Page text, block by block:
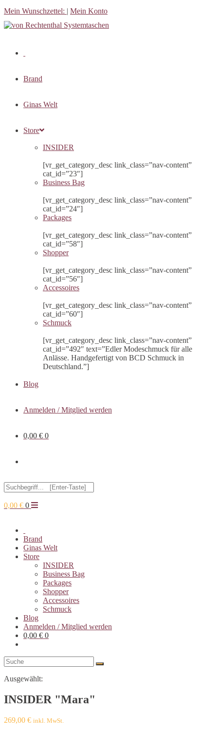
Zum
Inhalt
springen
Mein Wunschzettel: | Mein Konto
Brand
Ginas Welt
Store
INSIDER
[vr_get_category_desc link_class=”nav-content”
cat_id=”23″]
Business Bag
[vr_get_category_desc link_class=”nav-content”
cat_id=”24″]
Packages
[vr_get_category_desc link_class=”nav-content”
cat_id=”58″]
Shopper
[vr_get_category_desc link_class=”nav-content”
cat_id=”56″]
Accessoires
[vr_get_category_desc link_class=”nav-content”
cat_id=”60″]
Schmuck
[vr_get_category_desc link_class=”nav-content”
cat_id=”492″ text=”Edler Modeschmuck für alle
Anlässe. Handgefertigt von BCD Schmuck in
Deutschland.”]
Blog
Anmelden / Mitglied werden
0,00 € 0
website
Search
this
website
0,00 € 0
Brand
Ginas Welt
Store
INSIDER
Business Bag
Packages
Shopper
Accessoires
Schmuck
Blog
Anmelden / Mitglied werden
0,00 € 0
search
Ausgewählt:
INSIDER "Mara"
269,00 € inkl. MwSt.